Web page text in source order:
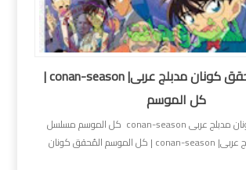
مسلسل المحقق كونان مدبلج عربى| conan-season |
كل الموسم
مسلسل المحقق كونان مدبلج عربى conan-season كل الموسم مسلسل
المحقق كونان مدبلج عربى| conan-season | كل الموسم المُحقق كونان